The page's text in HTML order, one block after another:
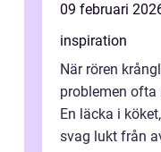
09 februari
inspiration
När rören
problemen ofta
En läcka i
svag lukt från